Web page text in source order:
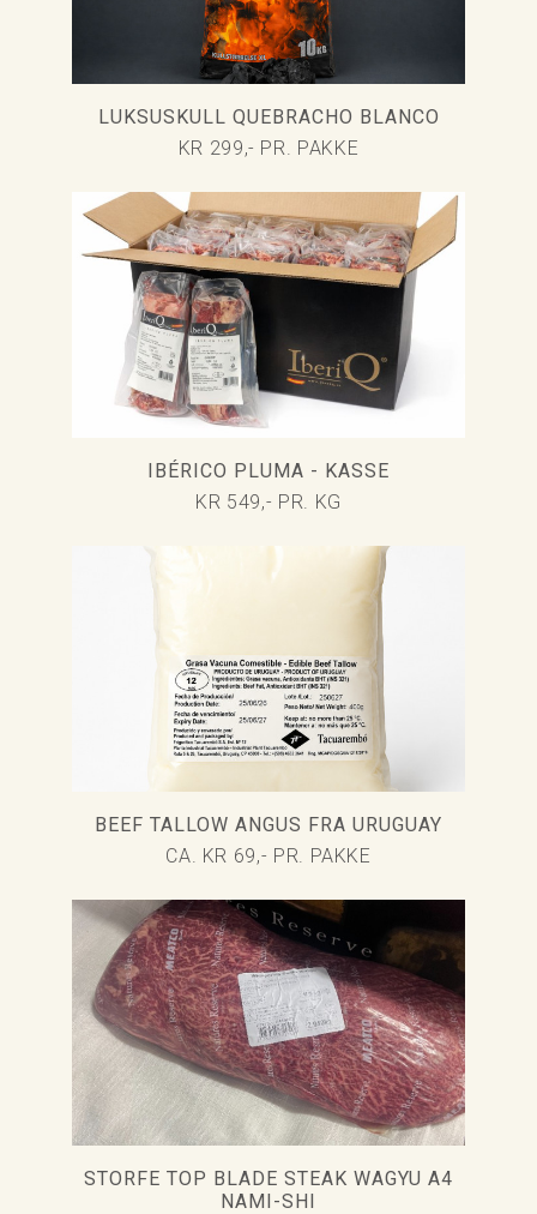
LUKSUSKULL QUEBRACHO BLANCO
KR 299,- PR. PAKKE
IBÉRICO PLUMA - KASSE
KR 549,- PR. KG
BEEF TALLOW ANGUS FRA URUGUAY
CA. KR 69,- PR. PAKKE
STORFE TOP BLADE STEAK WAGYU A4
NAMI-SHI